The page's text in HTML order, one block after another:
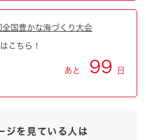
国豊かな海づくり大会
こちら！
あと 99 日
ジを見ている人は